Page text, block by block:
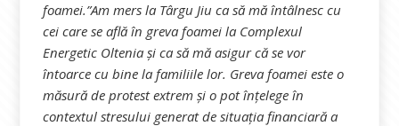
foamei.”Am mers la Târgu Jiu ca să mă întâlnesc cu
cei care se află în greva foamei la Complexul
Energetic Oltenia și ca să mă asigur că se vor
întoarce cu bine la familiile lor. Greva foamei este o
măsură de protest extrem și o pot înțelege în
contextul stresului generat de situația financiară a